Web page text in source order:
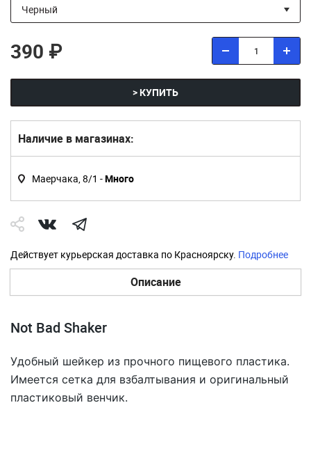
390 ₽
> КУПИТЬ
Наличие в магазинах:
Маерчака, 8/1 -Много
Действует курьерская доставка по Красноярску. Подробнее
Описание
Not Bad Shaker
Удобный шейкер из прочного пищевого пластика.
Имеется сетка для взбалтывания и оригинальный
пластиковый венчик.